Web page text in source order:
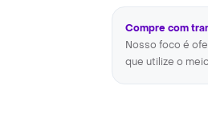
Compre com
Nosso foco é
que utilize o